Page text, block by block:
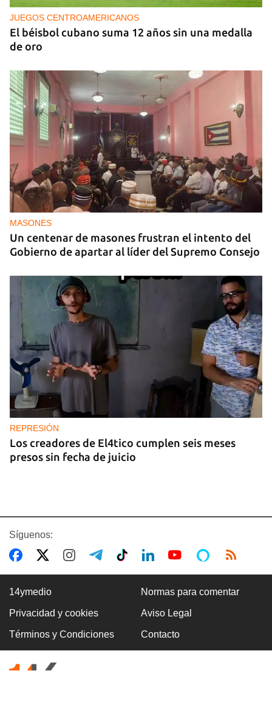
JUEGOS CENTROAMERICANOS
El béisbol cubano suma 12 años sin una medalla
de oro
MASONES
Un centenar de masones frustran el intento del
Gobierno de apartar al líder del Supremo Consejo
REPRESIÓN
Los creadores de El4tico cumplen seis meses
presos sin fecha de juicio
BANCARIZACIÓN
La ausencia de un mercado de divisas operativo
explica la escasez de efectivo en moneda
Síguenos:
14ymedio Normas para comentar
Privacidad y cookies Aviso Legal
Términos y Condiciones Contacto